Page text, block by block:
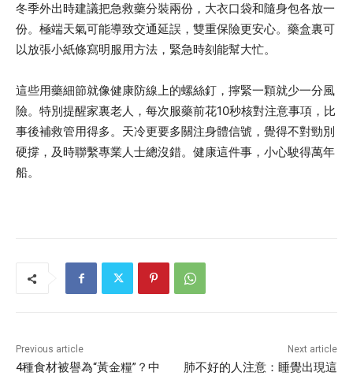
冬季外出時建議把急救藥分裝兩份，大衣口袋和隨身包各放一
份。極端天氣可能導致交通延誤，雙重保險更安心。藥盒裏可
以放張小紙條寫明服用方法，緊急時刻能幫大忙。
這些用藥細節就像健康防線上的螺絲釘，擰緊一顆就少一分風
險。特別提醒家裏老人，每次服藥前花10秒核對注意事項，比
事後補救管用得多。天冷更要多關注身體信號，覺得不對勁別
硬撐，及時聯繫專業人士總沒錯。健康這件事，小心駛得萬年
船。
Previous article
4種食材被譽為“黃金糧”？中
Next article
肺不好的人注意：睡覺出現這